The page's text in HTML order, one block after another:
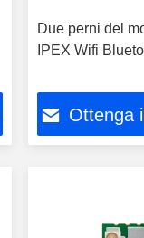
Due perni del
IPEX Wifi
Ottenga